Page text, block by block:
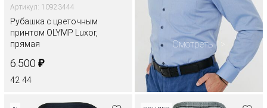
Артикул: 10923444
Рубашка с цветочным
принтом OLYMP Luxor,
прямая
6.500 ₽
42 44
Смотреть